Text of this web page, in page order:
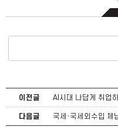
이전글 AI시대 나답게 취업하
다음글 국세·국세외수입 체